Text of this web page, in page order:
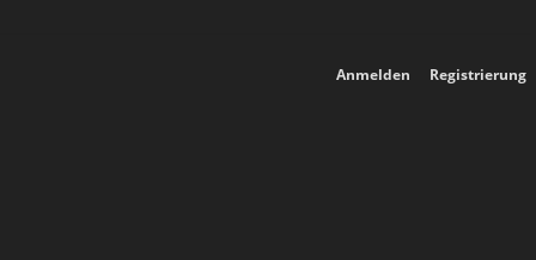
Anmelden Registrierung